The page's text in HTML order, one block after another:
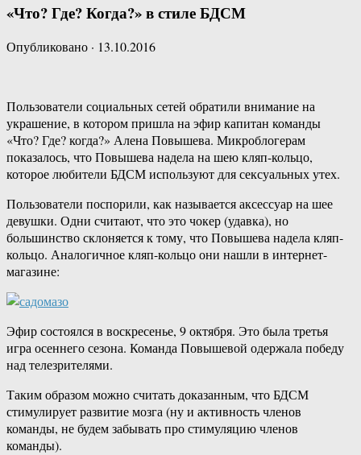
«Что? Где? Когда?» в стиле БДСМ
Опубликовано · 13.10.2016
Пользователи социальных сетей обратили внимание на
украшение, в котором пришла на эфир капитан команды
«Что? Где? когда?» Алена Повышева. Микроблогерам
показалось, что Повышева надела на шею кляп-кольцо,
которое любители БДСМ используют для сексуальных утех.
Пользователи поспорили, как называется аксессуар на шее
девушки. Одни считают, что это чокер (удавка), но
большинство склоняется к тому, что Повышева надела кляп-
кольцо. Аналогичное кляп-кольцо они нашли в интернет-
магазине:
Эфир состоялся в воскресенье, 9 октября. Это была третья
игра осеннего сезона. Команда Повышевой одержала победу
над телезрителями.
Таким образом можно считать доказанным, что БДСМ
стимулирует развитие мозга (ну и активность членов
команды, не будем забывать про стимуляцию членов
команды).